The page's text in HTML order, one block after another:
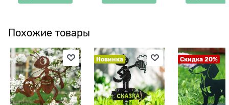
Похожие товары
Новинка Скидка 20%